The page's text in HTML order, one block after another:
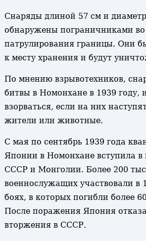
Снаряды длиной 57 см и
обнаружены пограничниками во
патрулирования границы. Они
к месту хранения и будут
По мнению взрывотехников,
битвы в Номонхане в 1939 году,
взорваться, если на них
жители или животные.
С мая по сентябрь 1939 года
Японии в Номонхане вступила в
СССР и Монголии. Более 200
военнослужащих участвовали в
боях, в которых погибли более
После поражения Япония
вторжения в СССР.